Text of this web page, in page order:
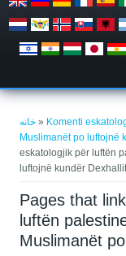
خانه » Komenti
Muslimanët po luftojnë
eskatologjik për luftën
luftojnë kundër
Pages that
luftën
Muslimanët